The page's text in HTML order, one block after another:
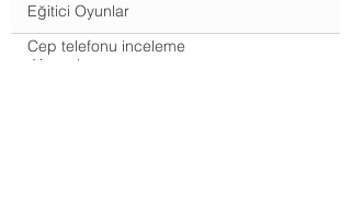
Eğitici Oyunlar
Cep telefonu inceleme
Yorumlar